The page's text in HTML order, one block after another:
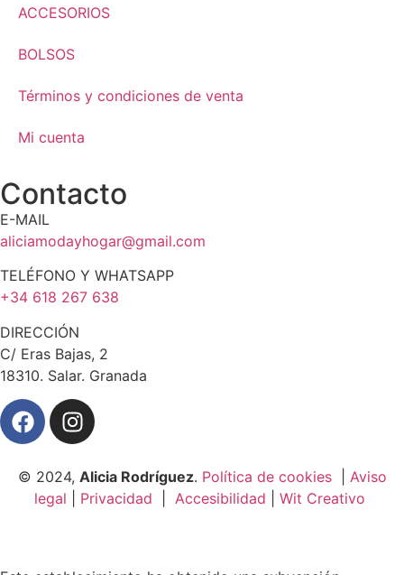
ACCESORIOS
BOLSOS
Términos y condiciones de venta
Mi cuenta
Contacto
E-MAIL
aliciamodayhogar@gmail.com
TELÉFONO Y WHATSAPP
+34 618 267 638
DIRECCIÓN
C/ Eras Bajas, 2
18310. Salar. Granada
© 2024, Alicia Rodríguez. Política de cookies| Aviso
legal
Privacidad Accesibilidad Wit Creativo